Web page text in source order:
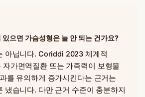
으면 가슴성형은 늘 안 되는 건가요?
아닙니다. Coriddi 2023 체계적
자가면역질환 또는 가족력이 보형물
를 유의하게 증가시킨다는 근거는
냈습니다. 다만 근거 수준이 충분하지